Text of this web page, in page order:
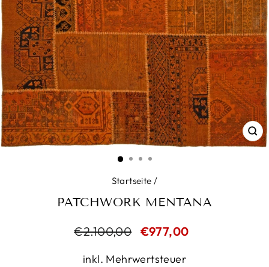
Startseite /
PATCHWORK MENTANA
Normaler
€2.100,00 Sonderpreis
€977,00
inkl. Mehrwertsteuer